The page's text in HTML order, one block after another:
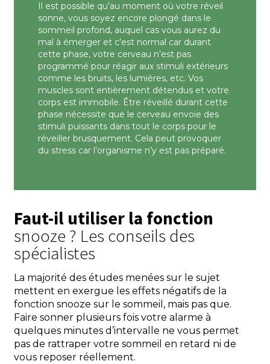
Il est possible qu’au moment où votre réveil
sonne, vous soyez encore plongé dans le
sommeil profond, auquel cas vous aurez du
mal à émerger et c’est normal car durant
cette phase, votre cerveau n’est pas
programmé pour réagir aux stimuli extérieurs
comme les bruits, les lumières, etc. Vos
muscles sont entièrement détendus et votre
corps est immobile. Être réveillé durant cette
phase nécessite que le cerveau envoie des
stimuli puissants dans tout le corps pour le
réveiller brusquement. Cela peut provoquer
du stress car l’organisme n’y est pas préparé.
Faut-il utiliser la fonction
snooze ? Les conseils des
spécialistes
La majorité des études menées sur le sujet
mettent en exergue les effets négatifs de la
fonction snooze sur le sommeil, mais pas que.
Faire sonner plusieurs fois votre alarme à
quelques minutes d’intervalle ne vous permet
pas de rattraper votre sommeil en retard ni de
vous reposer réellement.